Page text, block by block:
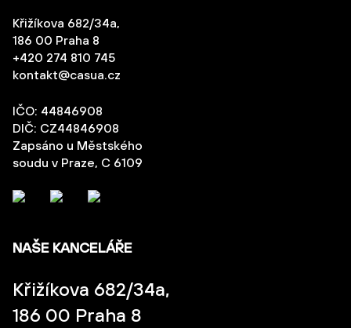
Křižíkova 682/34a,
186 00 Praha 8
+420 274 810 745
kontakt@casua.cz
IČO: 44846908
DIČ: CZ44846908
Zapsáno u Městského
soudu v Praze, C 6109
NAŠE KANCELÁŘE
Křižíkova 682/34a,
186 00 Praha 8